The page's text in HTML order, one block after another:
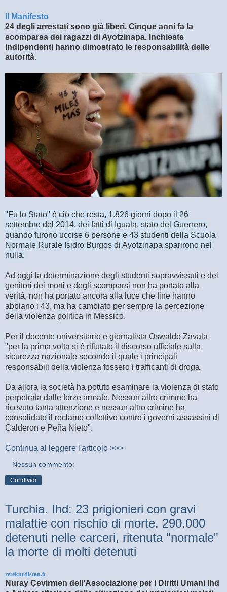
Il Manifesto
24 degli arrestati sono già liberi. Cinque anni fa la
scomparsa dei ragazzi di Ayotzinapa. Inchieste
indipendenti hanno dimostrato le responsabilità delle
autorità.
"Fu lo Stato" è ciò che resta, 1.826 giorni dopo il 26
settembre del 2014, dei fatti di Iguala, stato del Guerrero,
quando furono uccise 6 persone e 43 studenti della Scuola
Normale Rurale Isidro Burgos di Ayotzinapa sparirono nel
nulla.
Ad oggi la determinazione degli studenti sopravvissuti e dei
genitori dei morti e degli scomparsi non ha portato alla
verità, non ha portato ancora alla luce che fine hanno
abbiano i 43, ma ha cambiato per sempre la percezione
della violenza politica in Messico.
Per il docente universitario e giornalista Oswaldo Zavala
"per la prima volta si è rifiutato il discorso ufficiale sulla
sicurezza nazionale secondo il quale i principali
responsabili della violenza fossero i trafficanti di droga.
Da allora la società ha potuto esaminare la violenza di stato
perpetrata dalle forze armate. Nessun altro crimine ha
ricevuto tanta attenzione e nessun altro crimine ha
consolidato il reclamo collettivo contro i governi assassini di
Calderon e Peña Nieto".
Continua al leggere l'articolo >>>
Nessun commento:
Condividi
Turchia. Ihd: 23 prigionieri con gravi
malattie con rischio di morte. 290.000
detenuti nelle carceri, ritenuta "normale"
la morte di molti detenuti
retekurdistan.it
Nuray Çevirmen dell'Associazione per i Diritti Umani Ihd